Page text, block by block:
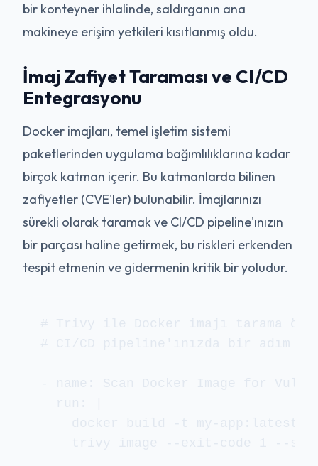
bir konteyner ihlalinde, saldırganın ana
makineye erişim yetkileri kısıtlanmış oldu.
İmaj Zafiyet Taraması ve CI/CD
Entegrasyonu
Docker imajları, temel işletim sistemi
paketlerinden uygulama bağımlılıklarına kadar
birçok katman içerir. Bu katmanlarda bilinen
zafiyetler (CVE'ler) bulunabilir. İmajlarınızı
sürekli olarak taramak ve CI/CD pipeline'ınızın
bir parçası haline getirmek, bu riskleri erkenden
tespit etmenin ve gidermenin kritik bir yoludur.